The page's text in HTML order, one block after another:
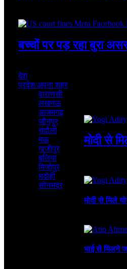
बच्चों पर पड़ रहा बुरा
देश
प्रदेश/अपना शहर
वाराणसी
लखनऊ
आजमगढ़
जौनपुर
चंदौली
मऊ
गाजीपुर
बलिया
मिर्जापुर
भदोही
सोनभद्र
मोदी से
मोदी से मिले
भाई से मिलने